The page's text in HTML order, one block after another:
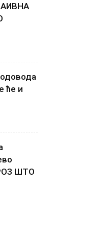
ће и
ШТО